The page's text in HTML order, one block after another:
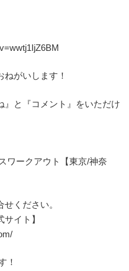
がいします！
』と『コメント』をいただけ
ワークアウト【東京/神奈
ください。
イト】
！